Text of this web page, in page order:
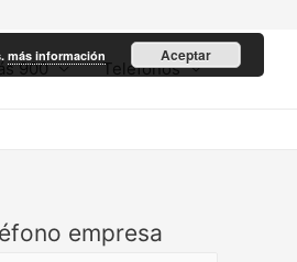
900 Teléfonos
empresa
más información Aceptar